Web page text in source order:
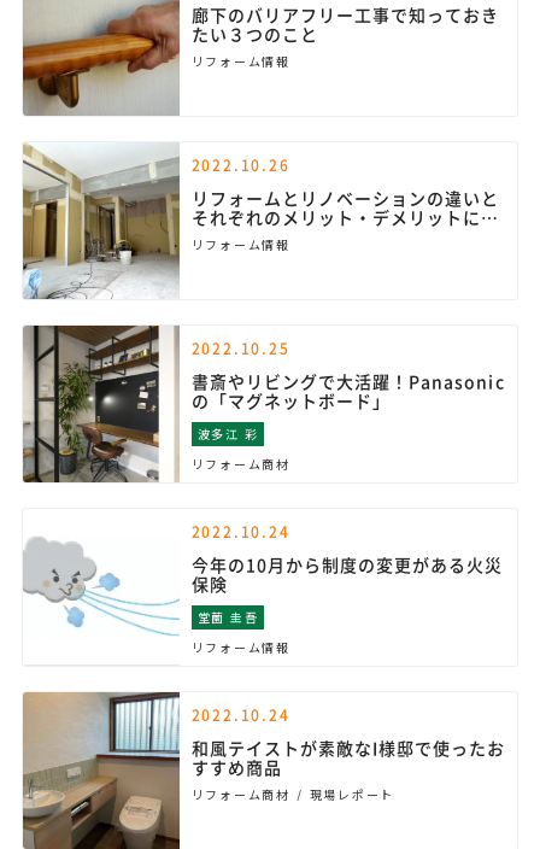
廊下のバリアフリー工事で知っておき
たい３つのこと
リフォーム情報
2022.10.26
リフォームとリノベーションの違いと
それぞれのメリット・デメリットにつ
いて
リフォーム情報
2022.10.25
書斎やリビングで大活躍！Panasonic
の「マグネットボード」
波多江 彩
リフォーム商材
2022.10.24
今年の10月から制度の変更がある火災
保険
堂薗 圭吾
リフォーム情報
2022.10.24
和風テイストが素敵なI様邸で使ったお
すすめ商品
リフォーム商材 現場レポート